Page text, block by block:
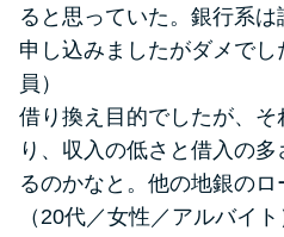
ると思っていた。銀行系
申し込みましたがダメで
員）
借り換え目的でしたが、
り、収入の低さと借入の
るのかなと。他の地銀の
（20代／女性／アルバイト